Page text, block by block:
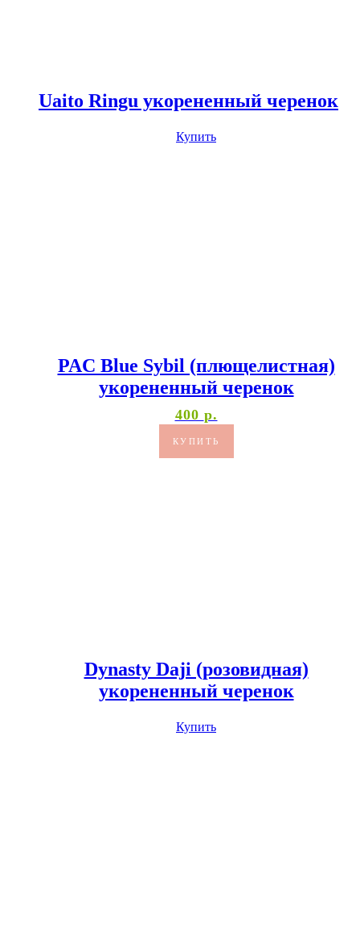
Uaito Ringu укорененный черенок
Купить
PAC Blue Sybil (плющелистная)
укорененный черенок
400 р.
КУПИТЬ
Dynasty Daji (розовидная)
укорененный черенок
Купить